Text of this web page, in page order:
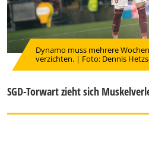
Dynamo muss mehrere
verzichten. | Foto: Dennis
SGD-Torwart zieht sich